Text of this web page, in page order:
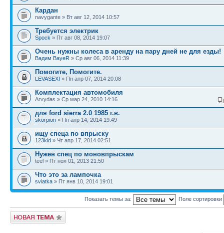
Кардан
navygante » Вт авг 12, 2014 10:57
Требуется электрик
Spock » Пт авг 08, 2014 19:07
Очень нужны колеса в аренду на пару дней не для езды!
Вадим BayeR » Ср авг 06, 2014 11:39
Помогите, Помогите.
LEVASEXI » Пн апр 07, 2014 20:08
Комплектация автомобиля
Arvydas » Ср мар 24, 2010 14:16
для ford sierra 2.0 1985 г.в.
skorpion » Пн апр 14, 2014 19:49
ищу спеца по впрыску
123kid » Чт апр 17, 2014 02:51
Нужен спец по моновпрыскам
teel » Пт ноя 01, 2013 21:50
Что это за лампочка
sviatka » Пт янв 10, 2014 19:01
Показать темы за: Поле сортировки
Новая тема